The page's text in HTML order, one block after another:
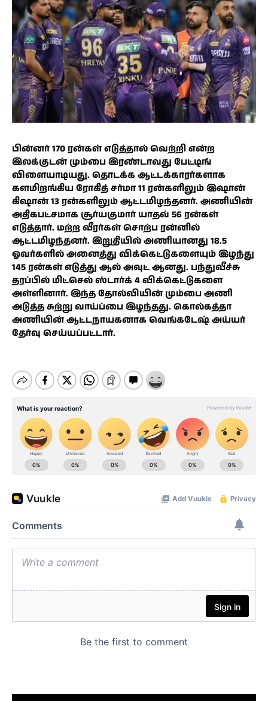
பின்னர் 170 ரன்கள் எடுத்தால் வெற்றி என்ற
இலக்குடன் மும்பை இரண்டாவது பேட்டிங்
விளையாடியது. தொடக்க ஆட்டக்காரர்களாக
களமிறங்கிய ரோகித் சர்மா 11 ரன்களிலும் இஷான்
கிஷான் 13 ரன்களிலும் ஆட்டமிழந்தனர். அணியின்
அதிகபட்சமாக சூர்யகுமார் யாதவ் 56 ரன்கள்
எடுத்தார். மற்ற வீரர்கள் சொற்ப ரன்னில்
ஆட்டமிழந்தனர். இறுதியில் அணியானது 18.5
ஓவர்களில் அனைத்து விக்கெட்டுகளையும் இழந்து
145 ரன்கள் எடுத்து ஆல் அவுட் ஆனது. பந்துவீச்சு
தரப்பில் மிட்செல் ஸ்டார்க் 4 விக்கெட்டுகளை
அள்ளினார். இந்த தோல்வியின் மும்பை அணி
அடுத்த சுற்று வாய்ப்பை இழந்தது. கொல்கத்தா
அணியின் ஆட்டநாயகனாக வெங்கடேஷ் அய்யர்
தேர்வு செய்யப்பட்டார்.